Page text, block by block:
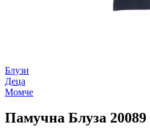
Блузи
Деца
Момче
Памучна Блуза 20089